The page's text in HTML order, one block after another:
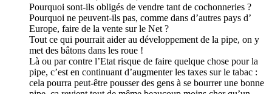
Pourquoi sont-ils obligés de vendre tant de cochonneries ?
Pourquoi ne peuvent-ils pas, comme dans d’autres pays d’
Europe, faire de la vente sur le Net ?
Tout ce qui pourrait aider au développement de la pipe, on y
met des bâtons dans les roue !
Là ou par contre l’Etat risque de faire quelque chose pour la
pipe, c’est en continuant d’augmenter les taxes sur le tabac :
cela pourra peut-être pousser des gens à se bourrer une bonne